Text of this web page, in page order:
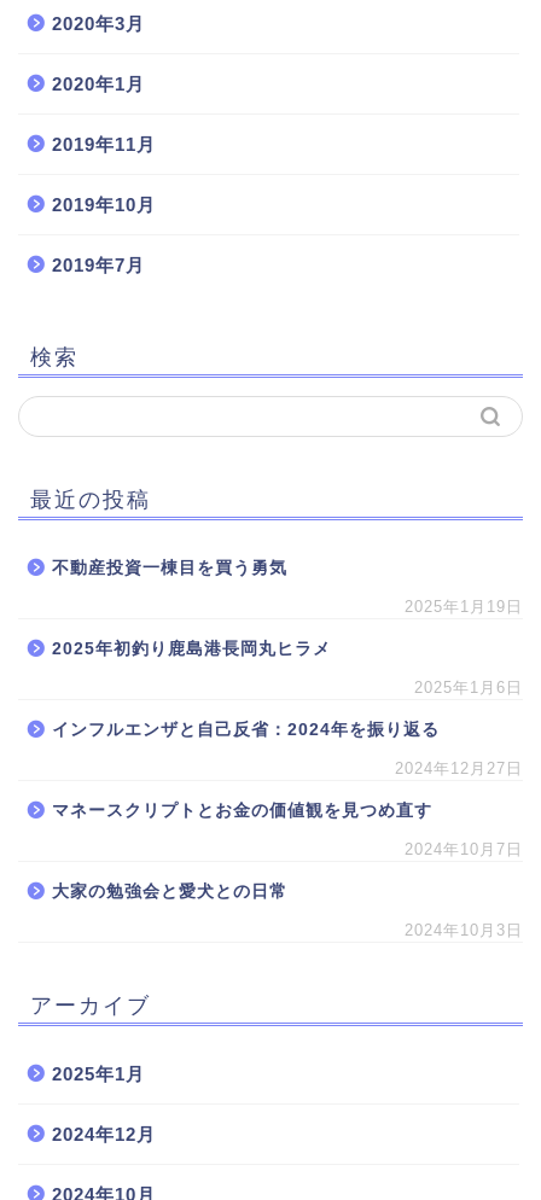
2020年3月
2020年1月
2019年11月
2019年10月
2019年7月
検索
最近の投稿
不動産投資一棟目を買う勇気
2025年1月19日
2025年初釣り鹿島港長岡丸ヒラメ
2025年1月6日
インフルエンザと自己反省：2024年を振り返る
2024年12月27日
マネースクリプトとお金の価値観を見つめ直す
2024年10月7日
大家の勉強会と愛犬との日常
2024年10月3日
アーカイブ
2025年1月
2024年12月
2024年10月